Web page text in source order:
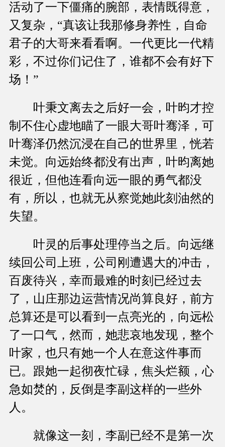
活动了一下僵痛的腕部，表情既得意，
又复杂，“真该让我那修身养性，自命
君子的大哥来看看啊。一代更比一代精
彩，不过你们记住了，谁都不会有好下
场！”
叶秉文离去之后好一会，叶昀才控
制不住心虚地瞄了一眼大哥叶骞泽，可
叶骞泽仍然沉浸在自己的世界里，恍若
未觉。向远始终都没有出声，叶昀离她
很近，但他连看向远一眼的勇气都没
有，所以，也就无从察觉她此刻油然的
失望。
叶灵的后事处理停当之后。向远继
续回公司上班，公司刚遭遇大的冲击，
百废待兴，幸而最难的时刻已经过去
了，山庄那边运营情况尚算良好，前方
总算还是可以看到一点亮光的，向远松
了一口气，然而，她悲哀地发现，整个
叶家，也只有她一个人在意这件事而
已。跟她一起彻夜忙碌，焦头烂额，心
急如焚的，反倒是李副这样的一些外
人。
就像这一刻，李副已经不是第一次